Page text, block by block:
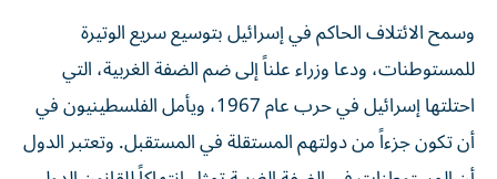
وسمح الائتلاف الحاكم في إسرائيل بتوسيع سريع الوتيرة
للمستوطنات، ودعا وزراء علناً إلى ضم الضفة الغربية، التي
احتلتها إسرائيل في حرب عام 1967، ويأمل الفلسطينيون في
أن تكون جزءاً من دولتهم المستقلة في المستقبل. وتعتبر الدول